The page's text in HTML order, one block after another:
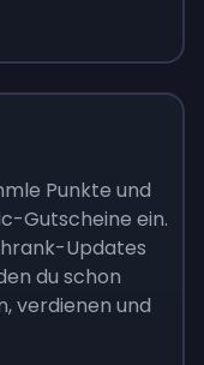
Punkte und
Gutscheine ein.
Updates
du schon
verdienen und